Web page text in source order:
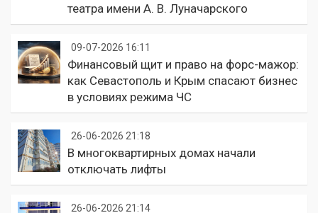
театра имени А. В. Луначарского
09-07-2026 16:11
Финансовый щит и право на форс-мажор:
как Севастополь и Крым спасают бизнес
в условиях режима ЧС
26-06-2026 21:18
В многоквартирных домах начали
отключать лифты
26-06-2026 21:14